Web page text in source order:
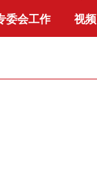
委会工作 视频